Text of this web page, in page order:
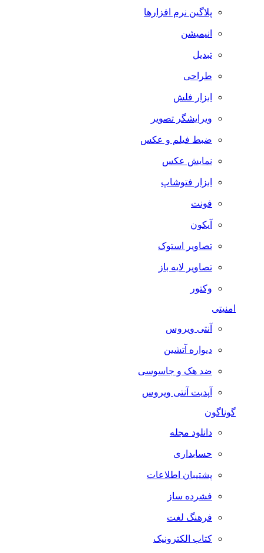
پلاگین نرم افزارها
انیمیشن
تبدیل
طراحی
ابزار فلش
ویرایشگر تصویر
ضبط فيلم و عكس
نمایش عکس
ابزار فتوشاپ
فونت
آیکون
تصاویر استوک
تصاویر لایه باز
وکتور
امنیتی
آنتی ویروس
دیواره آتشین
ضد هک و جاسوسی
آپدیت آنتی ویروس
گوناگون
دانلود مجله
حسابداری
پشتیبان اطلاعات
فشرده ساز
فرهنگ لغت
کتاب الکترونیک